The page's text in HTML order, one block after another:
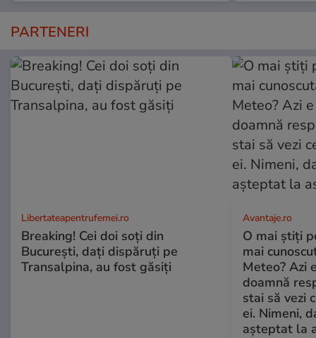
PARTENERI
Libertateapentrufemei.ro
Breaking! Cei doi soți din
București, dați dispăruți pe
Transalpina, au fost găsiți
Avantaje.ro
O mai știți
mai
Meteo? Azi
doamnă
stai să vezi
ei. Nimeni,
așteptat la